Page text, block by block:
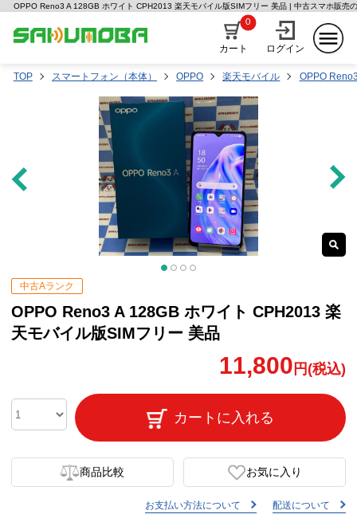
OPPO Reno3 A 128GB ホワイト CPH2013 楽天モバイル版SIMフリー 美品 | 中古スマホ販売
カート
0
ログイン
TOP スマートフォン（本体） OPPO 楽天モバイル OPPO
中古Aランク
OPPO Reno3 A 128GB ホワイト CPH2013 楽
天モバイル版SIMフリー 美品
11,800 円(税込)
カートに入れる
商品比較 お気に入り
お支払い方法について 配送について